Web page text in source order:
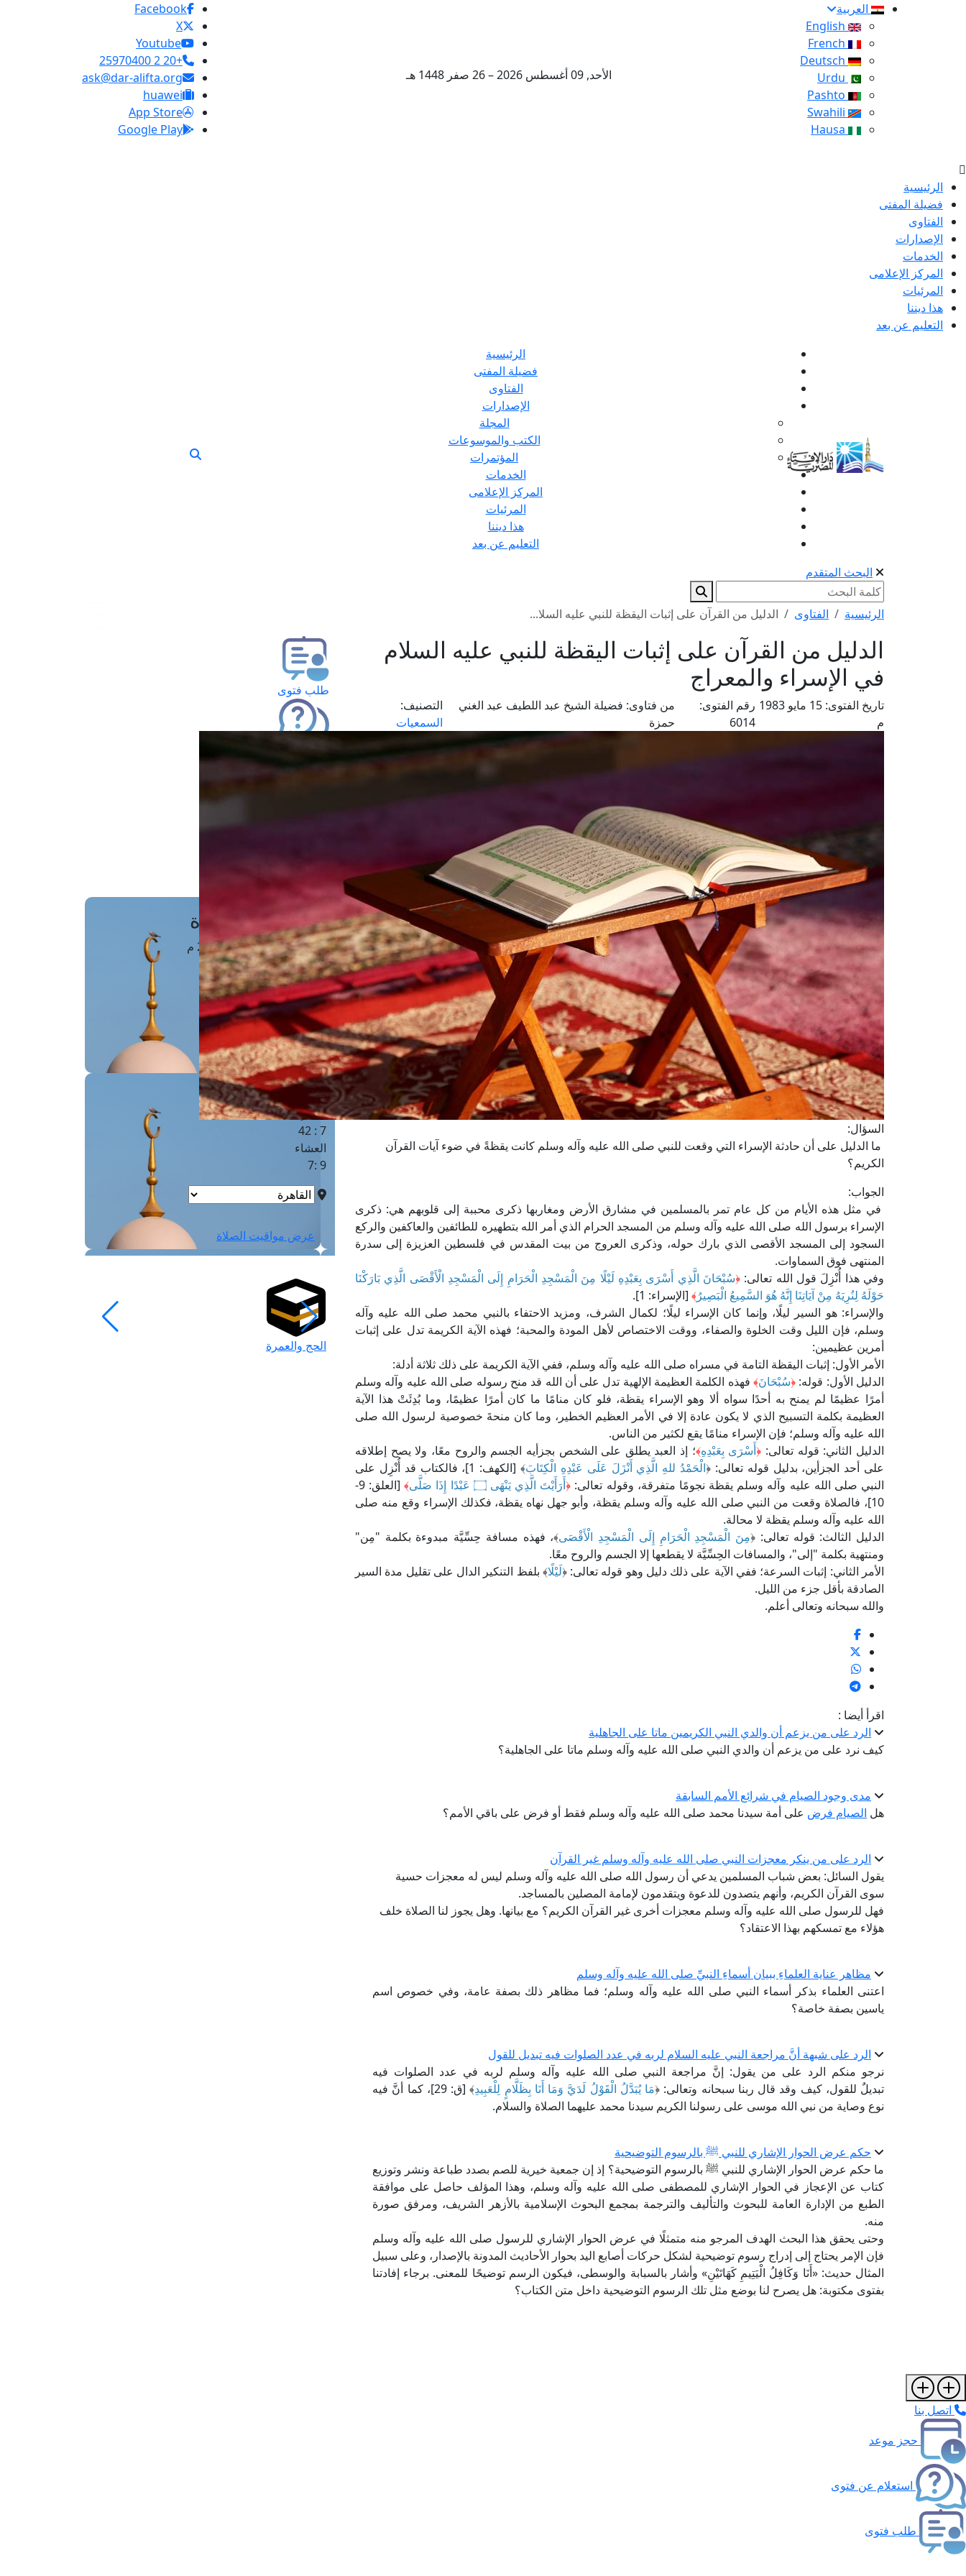
العربية
الأحد, 09 أغسطس 2026 – 26 صفر 1448 هـ
Facebook
X
Youtube
+20 2 25970400
ask@dar-alifta.org
huawei
App Store
Google Play
الرئيسية
فضيلة المفتى
الفتاوى
الإصدارات
الخدمات
المركز الإعلامى
المرئيات
هذا ديننا
التعليم عن بعد
الرئيسية
فضيلة المفتى
الفتاوى
الإصدارات
المجلة
الكتب والموسوعات
المؤتمرات
الخدمات
المركز الإعلامى
المرئيات
هذا ديننا
التعليم عن بعد
البحث المتقدم
الرئيسية الفتاوى الدليل من القرآن على إثبات اليقظة للنبي عليه السلا...
الدليل من القرآن على إثبات اليقظة للنبي عليه السلام
في الإسراء والمعراج
تاريخ الفتوى:
15 مايو 1983
م
رقم الفتوى:
6014
من فتاوى: فضيلة الشيخ عبد اللطيف عبد الغني
حمزة
التصنيف:
السمعيات
السؤال:
ما الدليل على أن حادثة الإسراء التي وقعت للنبي صلى الله عليه وآله وسلم كانت يقظةً في ضوء آيات القرآن
الكريم؟
الجواب:
في مثل هذه الأيام من كل عام تمر بالمسلمين في مشارق الأرض ومغاربها ذكرى محببة إلى قلوبهم هي: ذكرى
الإسراء برسول الله صلى الله عليه وآله وسلم من المسجد الحرام الذي أمر الله بتطهيره للطائفين والعاكفين والركع
السجود إلى المسجد الأقصى الذي بارك حوله، وذكرى العروج من بيت المقدس في فلسطين العزيزة إلى سدرة
المنتهى فوق السماوات.
وفي هذا أُنْزِلَ قول الله تعالى: ﴿سُبْحَانَ الَّذِي أَسْرَى بِعَبْدِهِ لَيْلًا مِنَ الْمَسْجِدِ الْحَرَامِ إِلَى الْمَسْجِدِ الْأَقْصَى الَّذِي بَارَكْنَا
حَوْلَهُ لِنُرِيَهُ مِنْ آيَاتِنَا إِنَّهُ هُوَ السَّمِيعُ الْبَصِيرُ﴾ [الإسراء: 1].
والإسراء: هو السير ليلًا، وإنما كان الإسراء ليلًا؛ لكمال الشرف، ومزيد الاحتفاء بالنبي محمد صلى الله عليه وآله
وسلم، فإن الليل وقت الخلوة والصفاء، ووقت الاختصاص لأهل المودة والمحبة؛ فهذه الآية الكريمة تدل على إثبات
أمرين عظيمين:
الأمر الأول: إثبات اليقظة التامة في مسراه صلى الله عليه وآله وسلم، ففي الآية الكريمة على ذلك ثلاثة أدلة:
الدليل الأول: قوله: ﴿سُبْحَانَ﴾فهذه الكلمة العظيمة الإلهية تدل على أن الله قد منح رسوله صلى الله عليه وآله وسلم
أمرًا عظيمًا لم يمنح به أحدًا سواه ألا وهو الإسراء يقظة، فلو كان منامًا ما كان أمرًا عظيمًا، وما بُدِئَتْ هذا الآية
العظيمة بكلمة التسبيح الذي لا يكون عادة إلا في الأمر العظيم الخطير، وما كان منحةَ خصوصية لرسول الله صلى
الله عليه وآله وسلم؛ فإن الإسراء منامًا يقع لكثير من الناس.
الدليل الثاني: قوله تعالى: ﴿أَسْرَى بِعَبْدِهِ﴾؛ إذ العبد يطلق على الشخص بجزأيه الجسم والروح معًا، ولا يصح إطلاقه
على أحد الجزأين، بدليل قوله تعالى: ﴿الْحَمْدُ للهِ الَّذِي أَنْزَلَ عَلَى عَبْدِهِ الْكِتَابَ
﴾ [الكهف: 1]، فالكتاب قد أُنْزِل على
النبي صلى الله عليه وآله وسلم يقظة نجومًا متفرقة، وقوله تعالى: ﴿أَرَأَيْتَ الَّذِي يَنْهَى ۝ عَبْدًا إِذَا صَلَّى ﴾
[العلق: 9-
10]، فالصلاة وقعت من النبي صلى الله عليه وآله وسلم يقظة، وأبو جهل نهاه يقظة، فكذلك الإسراء وقع منه صلى
الله عليه وآله وسلم يقظة لا محالة.
الدليل الثالث: قوله تعالى: ﴿مِنَ الْمَسْجِدِ الْحَرَامِ إِلَى الْمَسْجِدِ الْأَقْصَى﴾، فهذه مسافة حِسِّيَّة مبدوءة بكلمة "مِن"
ومنتهية بكلمة "إلى"، والمسافات الحِسِّيَّة لا يقطعها إلا الجسم والروح معًا.
الأمر الثاني: إثبات السرعة؛ ففي الآية على ذلك دليل وهو قوله تعالى: ﴿لَيْلًا﴾ بلفظ التنكير الدال على تقليل مدة السير
الصادقة بأقل جزء من الليل.
والله سبحانه وتعالى أعلم.
اقرأ أيضا :
الرد على من يزعم أن والدي النبي الكريمين ماتا على الجاهلية
كيف نرد على من يزعم أن والدي النبي صلى الله عليه وآله وسلم ماتا على الجاهلية؟
مدى وجود الصيام في شرائع الأمم السابقة
هل الصيام فرض على أمة سيدنا محمد صلى الله عليه وآله وسلم فقط أو فرض على باقي الأمم؟
الرد على من ينكر معجزات النبي صلى الله عليه وآله وسلم غير القرآن
يقول السائل: بعض شباب المسلمين يدعي أن رسول الله صلى الله عليه وآله وسلم ليس له معجزات حسية
سوى القرآن الكريم، وأنهم يتصدون للدعوة ويتقدمون لإمامة المصلين بالمساجد.
فهل للرسول صلى الله عليه وآله وسلم معجزات أخرى غير القرآن الكريم؟ مع بيانها. وهل يجوز لنا الصلاة خلف
هؤلاء مع تمسكهم بهذا الاعتقاد؟
مظاهر عناية العلماءِ ببيان أسماءِ النبيِّ صلى الله عليه وآله وسلم
اعتنى العلماء بذكر أسماء النبي صلى الله عليه وآله وسلم؛ فما مظاهر ذلك بصفة عامة، وفي خصوص اسم
ياسين بصفة خاصة؟
الرد على شبهة أنَّ مراجعة النبي عليه السلام لربه في عدد الصلوات فيه تبديل للقول
نرجو منكم الرد على من يقول: إنَّ مراجعة النبي صلى الله عليه وآله وسلم لربه في عدد الصلوات فيه
تبديلٌ للقول، كيف وقد قال ربنا سبحانه وتعالى: ﴿مَا يُبَدَّلُ الْقَوْلُ لَدَيَّ وَمَا أَنَا بِظَلَّامٍ لِلْعَبِيدِ
﴾ [ق: 29]، كما أنَّ فيه
نوع وصاية من نبي الله موسى على رسولنا الكريم سيدنا محمد عليهما الصلاة والسلام.
حكم عرض الحوار الإشاري للنبي ﷺ بالرسوم التوضيحية
ما حكم عرض الحوار الإشاري للنبي ﷺ بالرسوم التوضيحية؟ إذ إن جمعية خيرية للصم بصدد طباعة ونشر وتوزيع
كتاب عن الإعجاز في الحوار الإشاري للمصطفى صلى الله عليه وآله وسلم، وهذا المؤلف حاصل على موافقة
الطبع من الإدارة العامة للبحوث والتأليف والترجمة بمجمع البحوث الإسلامية بالأزهر الشريف، ومرفق صورة
منه.
وحتى يحقق هذا البحث الهدف المرجو منه متمثلًا في عرض الحوار الإشاري للرسول صلى الله عليه وآله وسلم
فإن الإمر يحتاج إلى إدراج رسوم توضيحية لشكل حركات أصابع اليد بحوار الأحاديث المدونة بالإصدار، وعلى سبيل
المثال حديث: «أَنَا وَكَافِلُ الْيَتِيمِ كَهَاتَيْنِ» وأشار بالسبابة والوسطى، فيكون الرسم توضيحًا للمعنى. برجاء إفادتنا
بفتوى مكتوبة: هل يصرح لنا بوضع مثل تلك الرسوم التوضيحية داخل متن الكتاب؟
طلب فتوى
استعلام عن فتوى
الفتوى الهاتفية
مَواقِيتُ الصَّـــلاة
القاهرة · 09 أغسطس 2026 م
الفجر
4 :43
الشروق
6 :18
الظهر
1 : 0
العصر
4:37
المغرب
7 : 42
العشاء
9 :7
عرض مواقيت الصلاة
الحج والعمرة
اتصل بنا
حجز موعد
استعلام عن فتوى
طلب فتوى